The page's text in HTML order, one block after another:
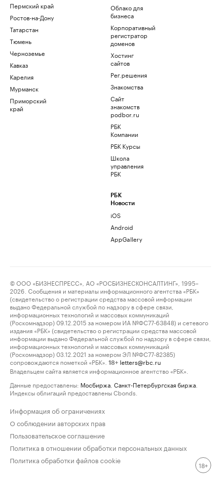
Пермский край
Ростов-на-Дону
Татарстан
Тюмень
Черноземье
Кавказ
Карелия
Мурманск
Приморский
край
Облако для
бизнеса
Корпоративный
регистратор
доменов
Хостинг
сайтов
Рег.решения
Знакомства
Сайт
знакомств
podbor.ru
РБК
Компании
РБК Курсы
Школа
управления
РБК
РБК
Новости
iOS
Android
AppGallery
© ООО «БИЗНЕСПРЕСС», АО «РОСБИЗНЕСКОНСАЛТИНГ», 1995–
2026. Сообщения и материалы информационного агентства «РБК»
(свидетельство о регистрации средства массовой информации
выдано Федеральной службой по надзору в сфере связи,
информационных технологий и массовых коммуникаций
(Роскомнадзор) 09.12.2015 за номером ИА №ФС77-63848) и сетевого
издания «РБК» (свидетельство о регистрации средства массовой
информации выдано Федеральной службой по надзору в сфере связи,
информационных технологий и массовых коммуникаций
(Роскомнадзор) 03.12.2021 за номером ЭЛ №ФС77-82385)
сопровождаются пометкой «РБК».
18+ letters@rbc.ru
Владельцем сайта является информационное агентство «РБК».
Данные предоставлены: Мосбиржа Санкт-Петербургская биржа
Индексы облигаций предоставлены Cbonds.
Информация об ограничениях
О соблюдении авторских прав
Пользовательское соглашение
Политика в отношении обработки персональных данных
Политика обработки файлов cookie
18+